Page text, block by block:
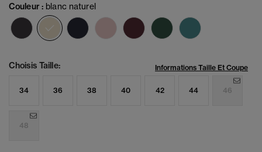
Couleur : blanc naturel
sélectionné
Choisis Taille: Informations Taille Et Coupe
34 36 38 40 42 44 46
48